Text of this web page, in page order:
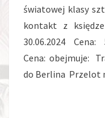
światowej klasy
kontakt z
30.06.2024
Cena: obejmuje:
do Berlina Przelot